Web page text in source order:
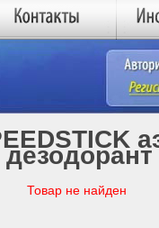
дезодорант
Товар не найден